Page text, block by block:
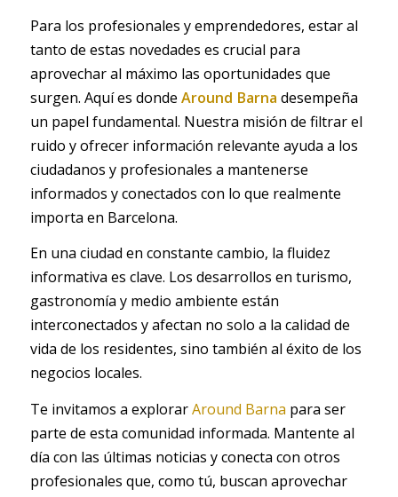
Para los profesionales y emprendedores, estar al
tanto de estas novedades es crucial para
aprovechar al máximo las oportunidades que
surgen. Aquí es donde Around Barna desempeña
un papel fundamental. Nuestra misión de filtrar el
ruido y ofrecer información relevante ayuda a los
ciudadanos y profesionales a mantenerse
informados y conectados con lo que realmente
importa en Barcelona.
En una ciudad en constante cambio, la fluidez
informativa es clave. Los desarrollos en turismo,
gastronomía y medio ambiente están
interconectados y afectan no solo a la calidad de
vida de los residentes, sino también al éxito de los
negocios locales.
Te invitamos a explorarAround Barna para ser
parte de esta comunidad informada. Mantente al
día con las últimas noticias y conecta con otros
profesionales que, como tú, buscan aprovechar